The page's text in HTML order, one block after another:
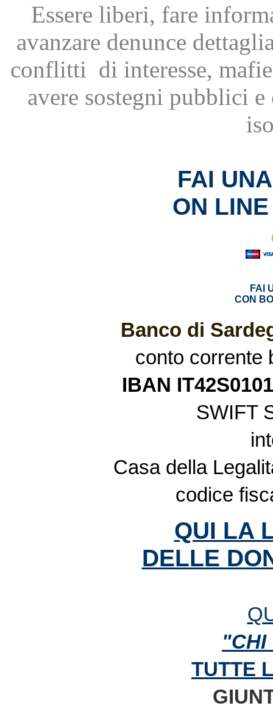
Essere liberi, fare
avanzare denunce
conflitti di interesse,
avere sostegni pubblici
FAI
ON
FAI
CON
Banco di
conto corrente
IBAN
SWIFT
Casa della
codice
QUI LA
DELLE
"CHI
TUTTE